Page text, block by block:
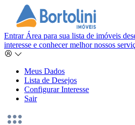
Entrar Área para sua lista de imóveis
interesse e conhecer melhor nossos
Meus Dados
Lista de Desejos
Configurar Interesse
Sair